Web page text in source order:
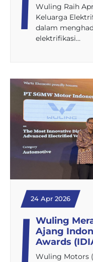
Wuling Raih
Keluarga
dalam
elektrifikasi…
24 Apr 2026
Wuling
Ajang
Awards
Wuling Motors